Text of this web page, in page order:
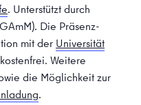
. Unterstützt durch
Die Präsenz-
mit der Universität
Weitere
die Möglichkeit zur
.